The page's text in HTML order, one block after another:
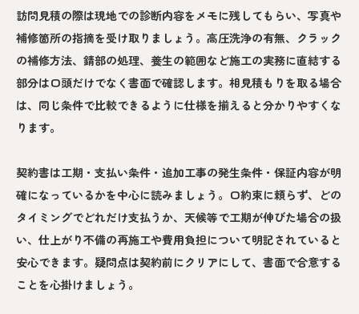
訪問見積の際は現地での診断内容をメモに残してもらい、写真や
補修箇所の指摘を受け取りましょう。高圧洗浄の有無、クラック
の補修方法、錆部の処理、養生の範囲など施工の実務に直結する
部分は口頭だけでなく書面で確認します。相見積もりを取る場合
は、同じ条件で比較できるように仕様を揃えると分かりやすくな
ります。
契約書は工期・支払い条件・追加工事の発生条件・保証内容が明
確になっているかを中心に読みましょう。口約束に頼らず、どの
タイミングでどれだけ支払うか、天候等で工期が伸びた場合の扱
い、仕上がり不備の再施工や費用負担について明記されていると
安心できます。疑問点は契約前にクリアにして、書面で合意する
ことを心掛けましょう。